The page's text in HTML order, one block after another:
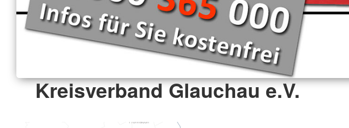
Kreisverband Glauchau e.V.